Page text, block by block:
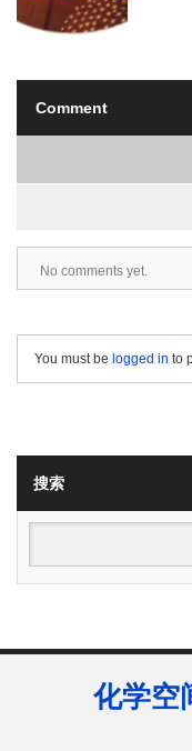
Comment
No comments yet.
You must be logged in to
搜索
化学空